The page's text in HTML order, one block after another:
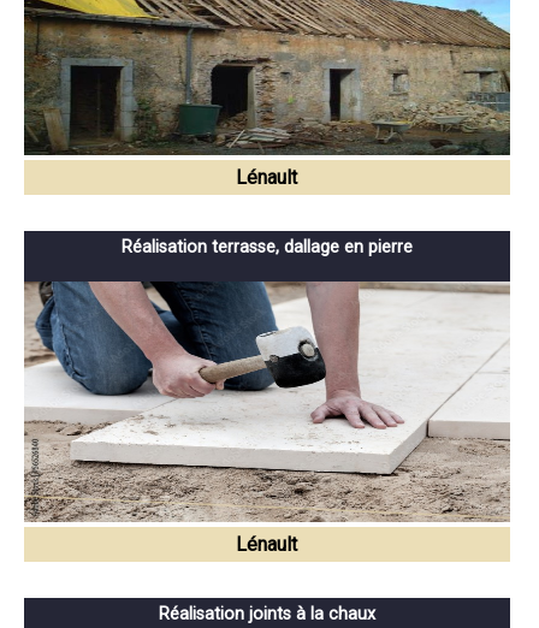
Lénault
Réalisation terrasse, dallage en pierre
Lénault
Réalisation joints à la chaux